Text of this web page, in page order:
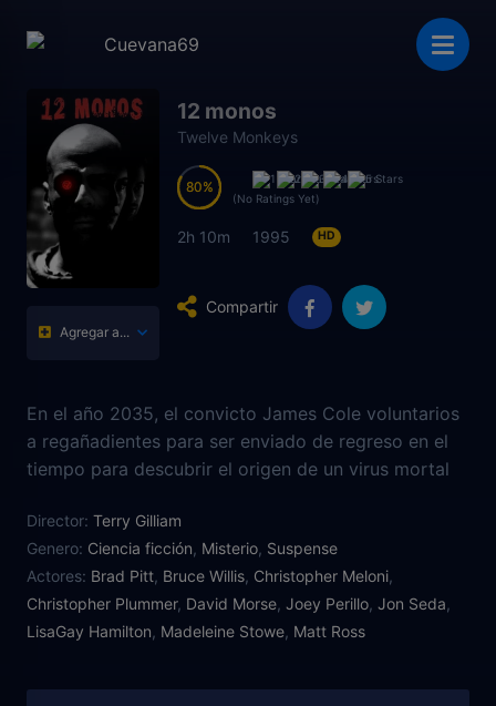
Agregar a...
12 monos
Twelve Monkeys
80
80
(No Ratings Yet)
2h 10m 1995 HD
Compartir
En el año 2035, el convicto James Cole voluntarios
a regañadientes para ser enviado de regreso en el
tiempo para descubrir el origen de un virus mortal
obligó a los sobrevivientes a las comunidades
subterráneas. Pero cuando Cole es enviado por
error a 1990 en lugar de a 1996, es arrestado y
encerrado en un hospital psiquiátrico. Allí conoce a
la psiquiatra Dra. Kathryn Railly, y al paciente
que puede tener la llave del misterioso grupo
Director: Terry Gilliam
Genero: Ciencia ficción Misterio Suspense
Actores: Brad Pitt Bruce Willis Christopher Meloni
Christopher Plummer, David Morse Joey Perillo Jon Seda
LisaGay Hamilton Madeleine Stowe Matt Ross